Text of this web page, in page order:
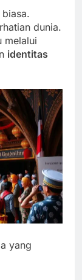
dunia.
melalui
identitas
yang